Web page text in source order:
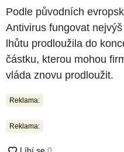
Podle původních
Antivirus fungovat
lhůtu prodloužila do
částku, kterou mohou
vláda znovu prodloužit.
Reklama:
Reklama: